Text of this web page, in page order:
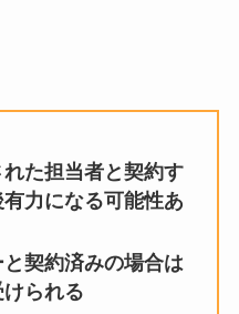
た担当者と契約す
力になる可能性あ
契約済みの場合は
られる